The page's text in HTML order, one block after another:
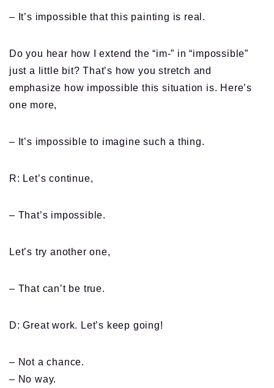
– It’s impossible that this painting is real.
Do you hear how I extend the “im-” in “impossible”
just a little bit? That’s how you stretch and
emphasize how impossible this situation is. Here’s
one more,
– It’s impossible to imagine such a thing.
R: Let’s continue,
– That’s impossible.
Let’s try another one,
– That can’t be true.
D: Great work. Let’s keep going!
– Not a chance.
– No way.